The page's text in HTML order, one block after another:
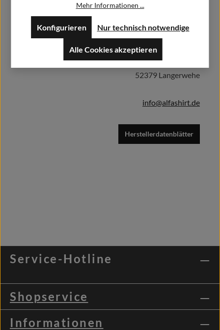
DetailsHerstellerinformationen:
Alfa GmbH / Alfashirt
Weisweilerstr.20-22
52379 Langerwehe
info@alfashirt.de
Herstellerdatenblätter
Service-Hotline
Shopservice
Informationen
Mehr Informationen ...
Nur technisch notwendige
Konfigurieren
Alle Cookies akzeptieren